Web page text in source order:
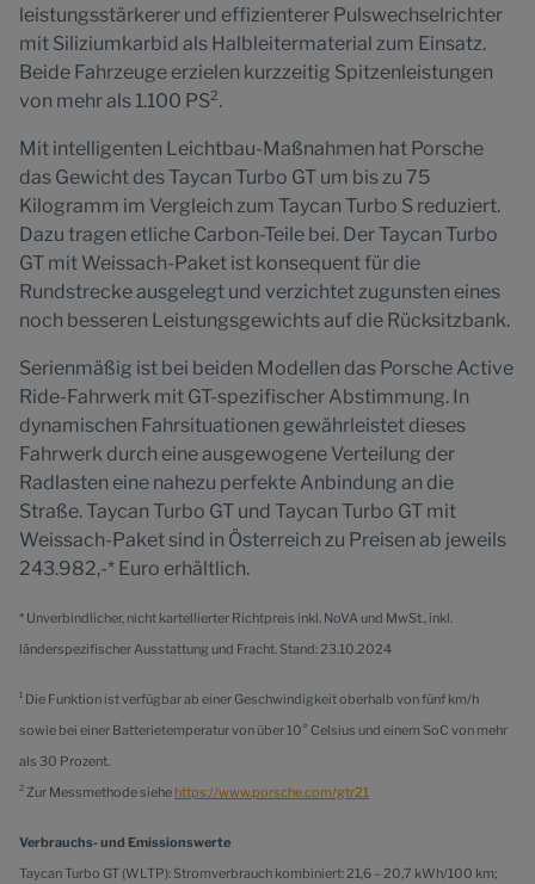
leistungsstärkerer und effizienterer Pulswechselrichter
mit Siliziumkarbid als Halbleitermaterial zum Einsatz.
Beide Fahrzeuge erzielen kurzzeitig Spitzenleistungen
von mehr als 1.100 PS2.
Mit intelligenten Leichtbau-Maßnahmen hat Porsche
das Gewicht des Taycan Turbo GT um bis zu 75
Kilogramm im Vergleich zum Taycan Turbo S reduziert.
Dazu tragen etliche Carbon-Teile bei. Der Taycan Turbo
GT mit Weissach-Paket ist konsequent für die
Rundstrecke ausgelegt und verzichtet zugunsten eines
noch besseren Leistungsgewichts auf die Rücksitzbank.
Serienmäßig ist bei beiden Modellen das Porsche Active
Ride-Fahrwerk mit GT-spezifischer Abstimmung. In
dynamischen Fahrsituationen gewährleistet dieses
Fahrwerk durch eine ausgewogene Verteilung der
Radlasten eine nahezu perfekte Anbindung an die
Straße. Taycan Turbo GT und Taycan Turbo GT mit
Weissach-Paket sind in Österreich zu Preisen ab jeweils
243.982,-* Euro erhältlich.
* Unverbindlicher, nicht kartellierter Richtpreis inkl. NoVA und MwSt., inkl.
länderspezifischer Ausstattung und Fracht. Stand: 23.10.2024
1 Die Funktion ist verfügbar ab einer Geschwindigkeit oberhalb von fünf km/h
sowie bei einer Batterietemperatur von über 10° Celsius und einem SoC von mehr
als 30 Prozent.
2 Zur Messmethode siehe https://www.porsche.com/gtr21
Verbrauchs- und Emissionswerte
Taycan Turbo GT (WLTP): Stromverbrauch kombiniert: 21,6 – 20,7 kWh/100 km;